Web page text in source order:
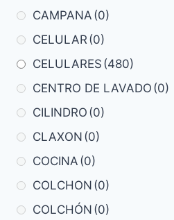
CAMPANA (0)
CELULAR(0)
CELULARES (480)
CENTRO DE LAVADO (0)
CILINDRO (0)
CLAXON (0)
COCINA (0)
COLCHON (0)
COLCHÓN (0)